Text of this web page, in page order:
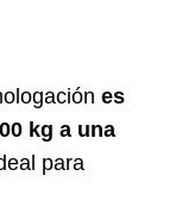
es
kg a una
para